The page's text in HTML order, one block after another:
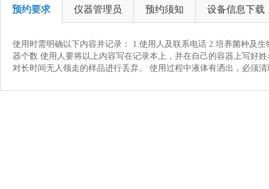
预约要求 仪器管理员 预约须知 设备信息下载
使用时需明确以下内容并记录： 1.使用人及联系电话 2.培养菌种及
器个数 使用人要将以上内容写在记录本上，并在自己的容器上写好
对长时间无人领走的样品进行丢弃。 使用过程中液体有洒出，必须